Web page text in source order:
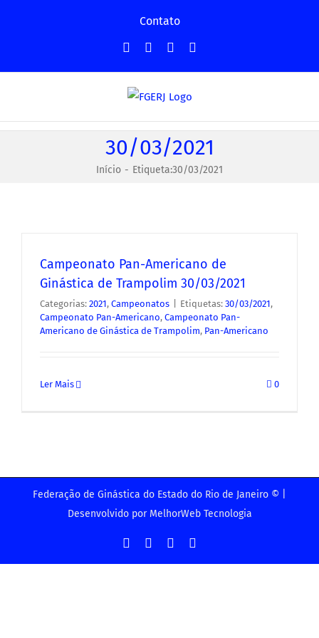
conteúdo
Contato
FacebookInstagramYouTube
Grupo
30/03/2021
Início Etiqueta:30/03/2021
Campeonato Pan-Americano de
Ginástica de Trampolim 30/03/2021
Categorias: 2021, Campeonatos Etiquetas: 30/03/2021,
Campeonato Pan-Americano, Campeonato Pan-
Americano de Ginástica de Trampolim, Pan-Americano
Ler Mais 0
Federação de Ginástica do Estado do Rio de Janeiro © |
Desenvolvido por MelhorWeb Tecnologia
FacebookInstagramYouTube
Grupo